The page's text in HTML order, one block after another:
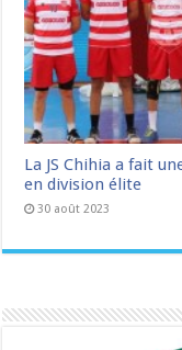
La JS Chihia a fait
en division élite
30 août 2023